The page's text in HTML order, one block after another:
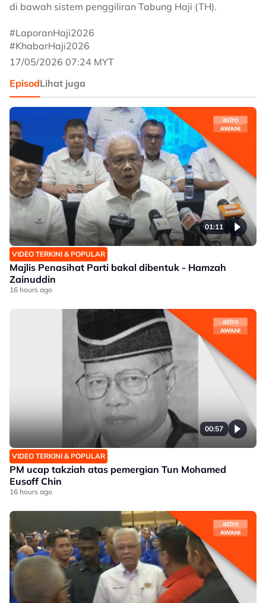
di bawah sistem penggiliran Tabung Haji (TH).
#LaporanHaji2026
#KhabarHaji2026
17/05/2026 07:24 MYT
EpisodLihat juga
01:11
VIDEO TERKINI & POPULAR
Majlis Penasihat Parti bakal dibentuk - Hamzah
Zainuddin
16 hours ago
00:57
VIDEO TERKINI & POPULAR
PM ucap takziah atas pemergian Tun Mohamed
Eusoff Chin
16 hours ago